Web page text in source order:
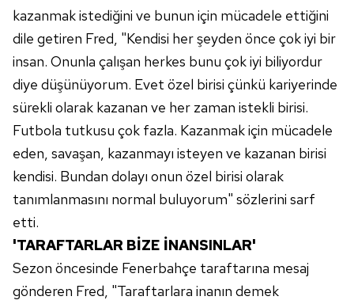
kazanmak istediğini ve bunun için mücadele ettiğini
dile getiren Fred, "Kendisi her şeyden önce çok iyi bir
insan. Onunla çalışan herkes bunu çok iyi biliyordur
diye düşünüyorum. Evet özel birisi çünkü kariyerinde
sürekli olarak kazanan ve her zaman istekli birisi.
Futbola tutkusu çok fazla. Kazanmak için mücadele
eden, savaşan, kazanmayı isteyen ve kazanan birisi
kendisi. Bundan dolayı onun özel birisi olarak
tanımlanmasını normal buluyorum" sözlerini sarf
etti.
'TARAFTARLAR BİZE İNANSINLAR'
Sezon öncesinde Fenerbahçe taraftarına mesaj
gönderen Fred, "Taraftarlara inanın demek